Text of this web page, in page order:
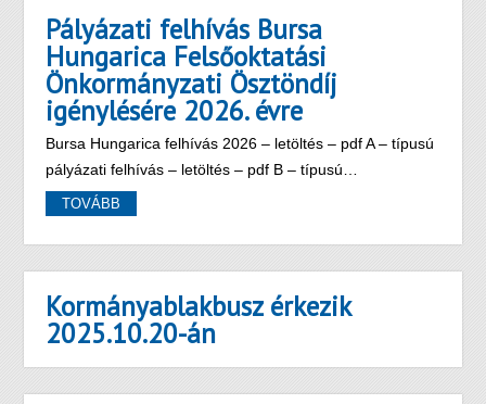
Pályázati felhívás Bursa
Hungarica Felsőoktatási
Önkormányzati Ösztöndíj
igénylésére 2026. évre
Bursa Hungarica felhívás 2026 – letöltés – pdf A – típusú
pályázati felhívás – letöltés – pdf B – típusú…
TOVÁBB
Kormányablakbusz érkezik
2025.10.20-án